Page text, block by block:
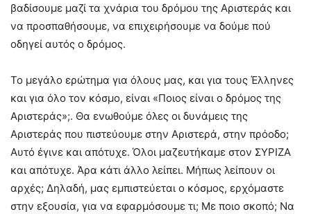
βαδίσουμε μαζί τα χνάρια του δρόμου της Αριστεράς και
να προσπαθήσουμε, να επιχειρήσουμε να δούμε πού
οδηγεί αυτός ο δρόμος.
Το μεγάλο ερώτημα για όλους μας, και για τους Έλληνες
και για όλο τον κόσμο, είναι «Ποιος είναι ο δρόμος της
Αριστεράς»;. Θα ενωθούμε όλες οι δυνάμεις της
Αριστεράς που πιστεύουμε στην Αριστερά, στην πρόοδο;
Αυτό έγινε και απότυχε. Όλοι μαζευτήκαμε στον ΣΥΡΙΖΑ
και απότυχε. Άρα κάτι άλλο λείπει. Μήπως λείπουν οι
αρχές; Δηλαδή, μας εμπιστεύεται ο κόσμος, ερχόμαστε
στην εξουσία, για να εφαρμόσουμε τι; Με ποιο σκοπό; Να